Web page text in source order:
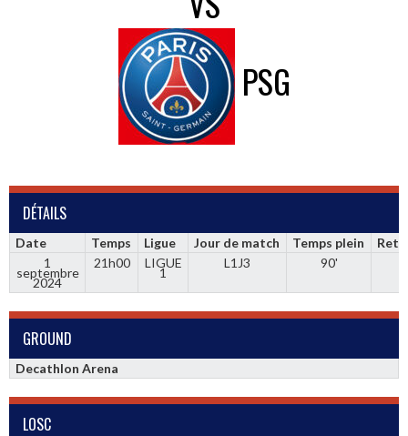
PSG
DÉTAILS
Date Temps Ligue Jour de match Temps plein
1
septembre
2024
21h00 LIGUE
1
L1J3 90'
GROUND
Decathlon Arena
LOSC